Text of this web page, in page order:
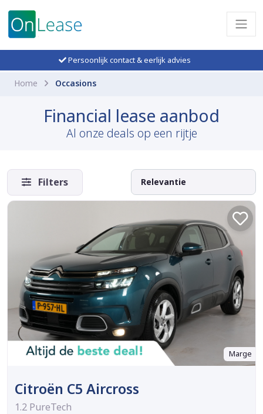
Persoonlijk contact & eerlijk advies
Home Occasions
Financial lease aanbod
Al onze deals op een rijtje
Filters
Marge
Citroën C5 Aircross
1.2 PureTech